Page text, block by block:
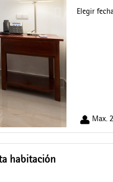
Max.
Elegir
habitación